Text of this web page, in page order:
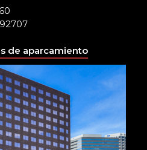
de aparcamiento